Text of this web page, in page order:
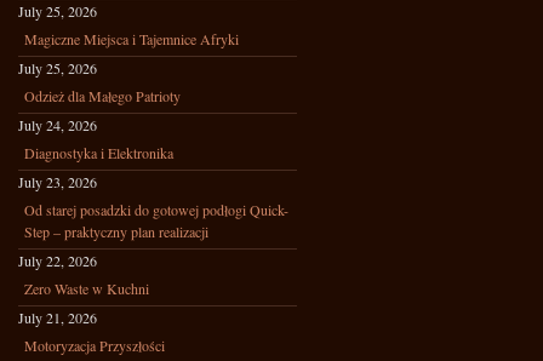
July 25, 2026
Magiczne Miejsca i Tajemnice Afryki
July 25, 2026
Odzież dla Małego Patrioty
July 24, 2026
Diagnostyka i Elektronika
July 23, 2026
Od starej posadzki do gotowej podłogi Quick-
Step – praktyczny plan realizacji
July 22, 2026
Zero Waste w Kuchni
July 21, 2026
Motoryzacja Przyszłości